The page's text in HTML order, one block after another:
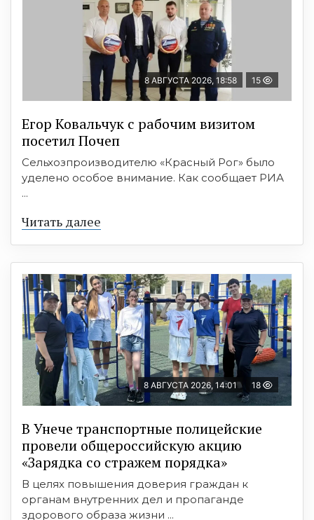
8 АВГУСТА 2026, 18:58 15
Егор Ковальчук с рабочим визитом
посетил Почеп
Сельхозпроизводителю «Красный Рог» было
уделено особое внимание. Как сообщает РИА
...
Читать далее
8 АВГУСТА 2026, 14:01 18
В Унече транспортные полицейские
провели общероссийскую акцию
«Зарядка со стражем порядка»
В целях повышения доверия граждан к
органам внутренних дел и пропаганде
здорового образа жизни ...